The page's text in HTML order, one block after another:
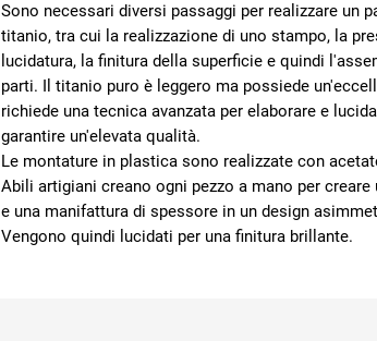
Sono necessari diversi passaggi per realizzare un
titanio, tra cui la realizzazione di uno stampo, la
lucidatura, la finitura della superficie e quindi
parti. Il titanio puro è leggero ma possiede
richiede una tecnica avanzata per elaborare e
garantire un'elevata qualità.
Le montature in plastica sono realizzate con
Abili artigiani creano ogni pezzo a mano per
e una manifattura di spessore in un design
Vengono quindi lucidati per una finitura brillante.